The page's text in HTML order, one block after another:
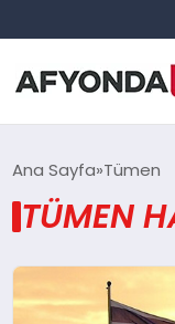
ANASAYFA
Ana Sayfa Tümen
TÜMEN